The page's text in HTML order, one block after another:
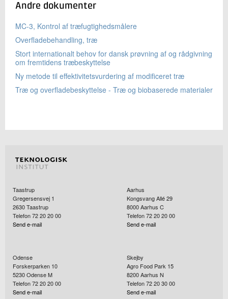
Andre dokumenter
MC-3, Kontrol af træfugtighedsmålere
Overfladebehandling, træ
Stort internationalt behov for dansk prøvning af og rådgivning
om fremtidens træbeskyttelse
Ny metode til effektivitetsvurdering af modificeret træ
Træ og overfladebeskyttelse - Træ og biobaserede materialer
Taastrup
Gregersensvej 1
2630Taastrup
Telefon 72 20 20 00
Send e-mail
Aarhus
Kongsvang Allé 29
8000Aarhus C
Telefon 72 20 20 00
Send e-mail
Odense
Forskerparken 10
5230Odense M
Telefon 72 20 20 00
Send e-mail
Skejby
Agro Food Park 15
8200Aarhus N
Telefon 72 20 30 00
Send e-mail